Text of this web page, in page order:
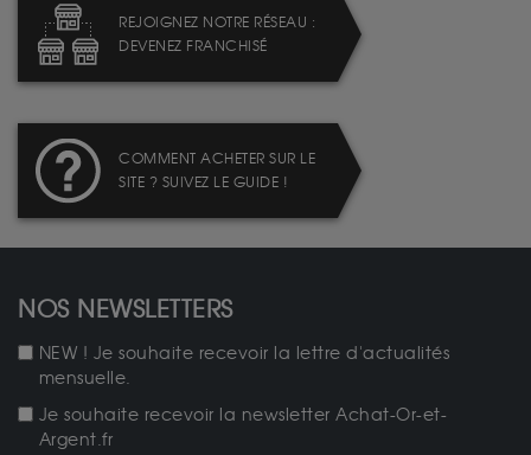
REJOIGNEZ NOTRE RÉSEAU :
DEVENEZ FRANCHISÉ
COMMENT ACHETER SUR LE
SITE ? SUIVEZ LE GUIDE !
NOS NEWSLETTERS
NEW ! Je souhaite recevoir la lettre d'actualités
mensuelle.
Je souhaite recevoir la newsletter Achat-Or-et-
Argent.fr